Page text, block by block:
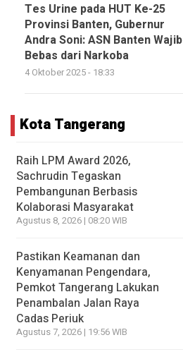
Tes Urine pada HUT Ke-25
Provinsi Banten, Gubernur
Andra Soni: ASN Banten Wajib
Bebas dari Narkoba
4 Oktober 2025 - 18:33
Kota Tangerang
Raih LPM Award 2026,
Sachrudin Tegaskan
Pembangunan Berbasis
Kolaborasi Masyarakat
Agustus 8, 2026 | 08:20 WIB
Pastikan Keamanan dan
Kenyamanan Pengendara,
Pemkot Tangerang Lakukan
Penambalan Jalan Raya
Cadas Periuk
Agustus 7, 2026 | 19:56 WIB